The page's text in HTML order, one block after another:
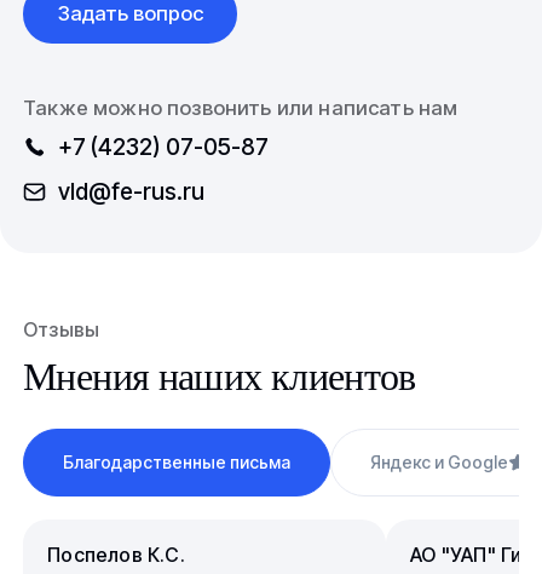
Задать вопрос
Также можно позвонить или написать нам
+7 (4232) 07-05-87
vld@fe-rus.ru
Отзывы
Мнения наших клиентов
Благодарственные письма Яндекс и Google
Поспелов К.С. АО "УАП"